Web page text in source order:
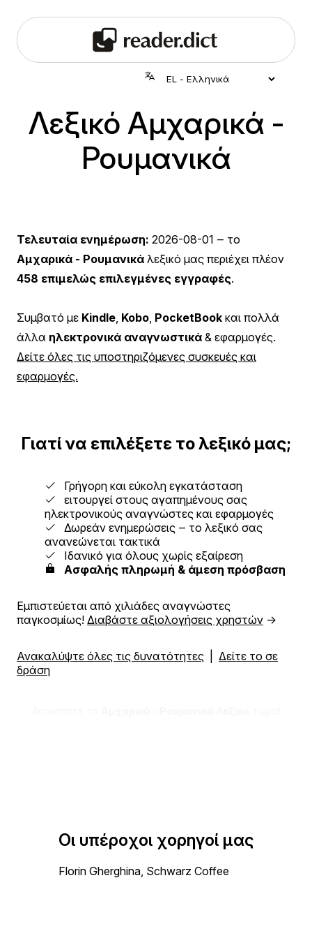
Λεξικό Αμχαρικά -
Ρουμανικά
Τελευταία ενημέρωση: 2026-08-01 ‒ το
Αμχαρικά - Ρουμανικά λεξικό μας περιέχει πλέον
458 επιμελώς επιλεγμένες εγγραφές.
Συμβατό με Kindle Kobo PocketBook και πολλά
άλλα ηλεκτρονικά αναγνωστικά & εφαρμογές.
Δείτε όλες τις υποστηριζόμενες συσκευές και
εφαρμογές.
Γιατί να επιλέξετε το λεξικό μας;
Γρήγορη και εύκολη εγκατάσταση
ειτουργεί στους αγαπημένους σας
ηλεκτρονικούς αναγνώστες και εφαρμογές
Δωρεάν ενημερώσεις ‒ το λεξικό σας
ανανεώνεται τακτικά
Ιδανικό για όλους χωρίς εξαίρεση
Ασφαλής πληρωμή & άμεση πρόσβαση
Εμπιστεύεται από χιλιάδες αναγνώστες
παγκοσμίως! Διαβάστε αξιολογήσεις χρηστών →
Ανακαλύψτε όλες τις δυνατότητες
Δείτε το σε
δράση
Οι υπέροχοι χορηγοί μας
Florin Gherghina, Schwarz Coffee